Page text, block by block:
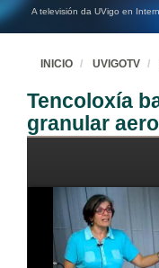
A televisión da UVigo en
INICIO UVIGOTV
Tencoloxía
granular